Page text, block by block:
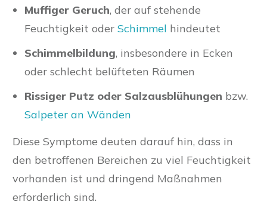
Muffiger Geruch, der auf stehende
Feuchtigkeit oder Schimmel hindeutet
Schimmelbildung, insbesondere in Ecken
oder schlecht belüfteten Räumen
Rissiger Putz oder Salzausblühungen bzw.
Salpeter an Wänden
Diese Symptome deuten darauf hin, dass in
den betroffenen Bereichen zu viel Feuchtigkeit
vorhanden ist und dringend Maßnahmen
erforderlich sind.